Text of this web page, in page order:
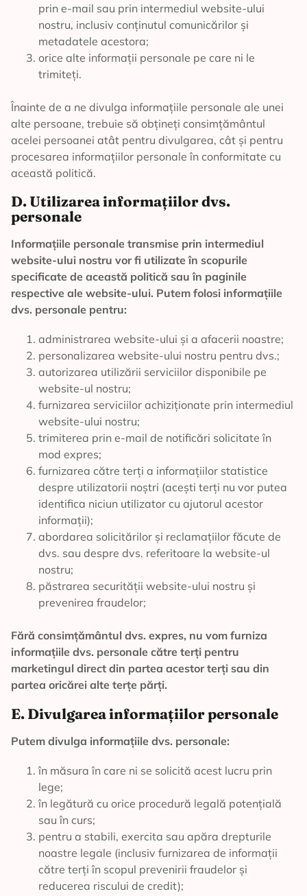
prin e-mail sau prin intermediul website-ului
nostru, inclusiv conținutul comunicărilor și
metadatele acestora;
orice alte informații personale pe care ni le
trimiteți.
Înainte de a ne divulga informațiile personale ale unei
alte persoane, trebuie să obțineți consimțământul
acelei persoanei atât pentru divulgarea, cât și pentru
procesarea informațiilor personale în conformitate cu
această politică.
D. Utilizarea informațiilor dvs.
personale
Informațiile personale transmise prin intermediul
website-ului nostru vor fi utilizate în scopurile
specificate de această politică sau în paginile
respective ale website-ului. Putem folosi informațiile
dvs. personale pentru:
administrarea website-ului și a afacerii noastre;
personalizarea website-ului nostru pentru dvs.;
autorizarea utilizării serviciilor disponibile pe
website-ul nostru;
furnizarea serviciilor achiziționate prin intermediul
website-ului nostru;
trimiterea prin e-mail de notificări solicitate în
mod expres;
furnizarea către terți a informațiilor statistice
despre utilizatorii noștri (acești terți nu vor putea
identifica niciun utilizator cu ajutorul acestor
informații);
abordarea solicitărilor și reclamațiilor făcute de
dvs. sau despre dvs. referitoare la website-ul
nostru;
păstrarea securității website-ului nostru și
prevenirea fraudelor;
Fără consimțământul dvs. expres, nu vom furniza
informațiile dvs. personale către terți pentru
marketingul direct din partea acestor terți sau din
partea oricărei alte terțe părți.
E. Divulgarea informațiilor personale
Putem divulga informațiile dvs. personale:
în măsura în care ni se solicită acest lucru prin
lege;
în legătură cu orice procedură legală potențială
sau în curs;
pentru a stabili, exercita sau apăra drepturile
noastre legale (inclusiv furnizarea de informații
către terți în scopul prevenirii fraudelor și
reducerea riscului de credit);